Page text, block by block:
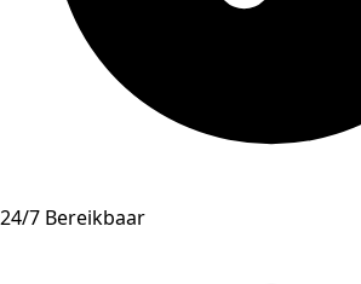
24/7 Bereikbaar